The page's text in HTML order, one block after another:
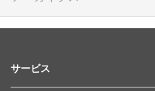
サービス